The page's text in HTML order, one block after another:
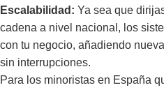
Escalabilidad: Ya sea que
cadena a nivel nacional, los
con tu negocio, añadiendo
sin interrupciones.
Para los minoristas en España